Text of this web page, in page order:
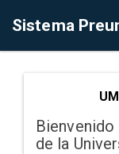
Sistema
de la